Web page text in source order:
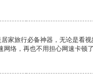
家旅行必备神器，无论是看
络，再也不用担心网速卡顿了